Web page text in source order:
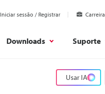
Iniciar sessão / Registrar Carreira
Downloads Suporte
Usar IA